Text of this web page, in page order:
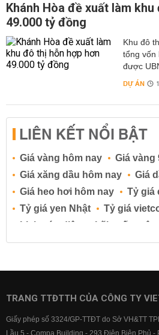
Khánh Hòa đề xuất làm
49.000 tỷ đồng
Khu đô
tổng vốn
được
DỰ ÁN
LIÊN KẾT NỔI BẬT
Giá vàng hôm nay
Giá vàng
Giá xăng dầu hôm nay
Giá
Giá heo hơi hôm nay
Tỷ giá
Tỷ giá yen Nhật
Tỷ giá
Lịch cúp điện
Lãi suất ngân
Lãi suất tiết kiệm
Lãi suất
Lãi suất ngân hàng BIDV
Lãi suất ngân hàng
TRANG TTĐTTH CỦA CÔNG TY
Giấy phép số 3324/GP-TTĐT do Sở VH&TT